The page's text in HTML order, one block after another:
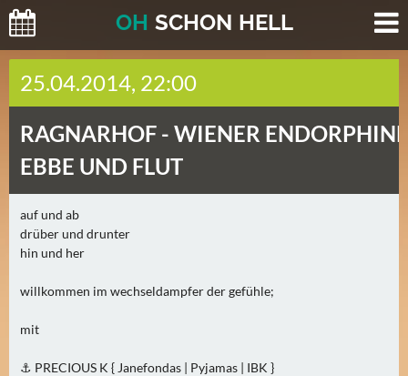
OH SCHON HELL
H
E
T
E
(
)
O
G
25.04.2014, 22:00
RAGNARHOF - WIENER
EBBE UND FLUT
auf und ab
drüber und drunter
hin und her
willkommen im wechseldampfer der gefühle;
mit
⚓ PRECIOUS K { Janefondas | Pyjamas | IBK }